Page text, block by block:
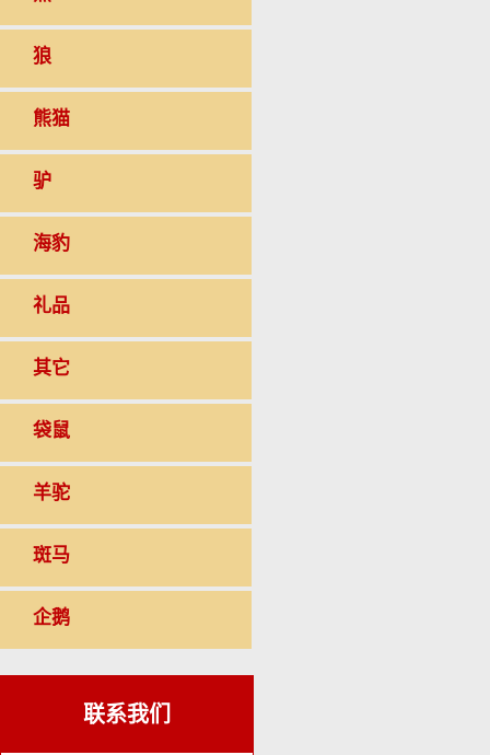
狼
熊猫
驴
海豹
礼品
其它
袋鼠
羊驼
斑马
企鹅
联系我们